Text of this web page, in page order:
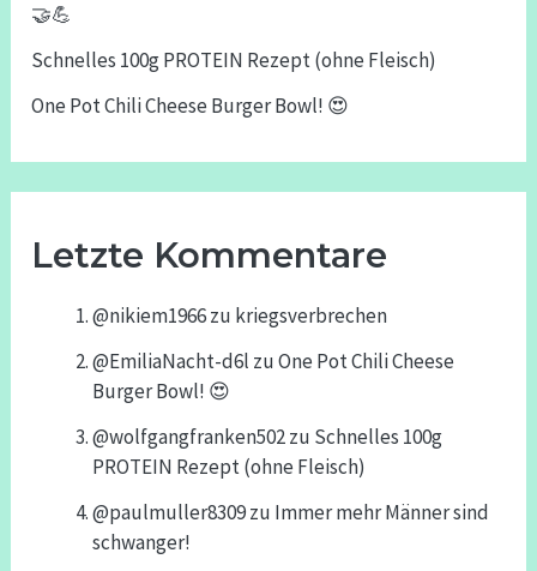
🤝💪
Schnelles 100g PROTEIN Rezept (ohne Fleisch)
One Pot Chili Cheese Burger Bowl! 😍
Letzte Kommentare
@nikiem1966zu kriegsverbrechen
@EmiliaNacht-d6l zuOne Pot Chili Cheese
Burger Bowl! 😍
@wolfgangfranken502zu Schnelles 100g
PROTEIN Rezept (ohne Fleisch)
@paulmuller8309zu Immer mehr Männer sind
schwanger!